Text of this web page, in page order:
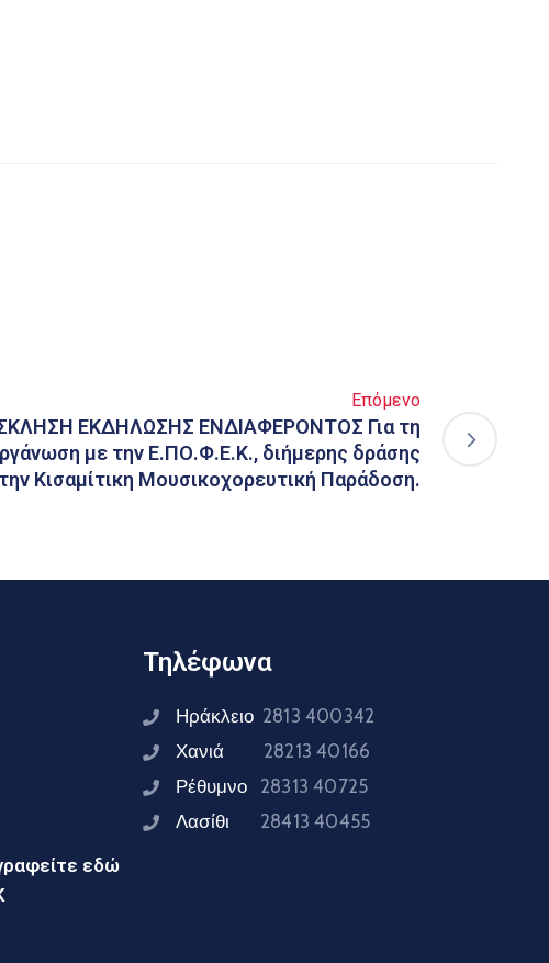
Επόμενο
ΕΚΔΗΛΩΣΗΣ ΕΝΔΙΑΦΕΡΟΝΤΟΣ Για τη
με την Ε.ΠΟ.Φ.Ε.Κ., διήμερης δράσης
Κισαμίτικη Μουσικοχορευτική Παράδοση.
εδώ
Τηλέφωνα
Ηράκλειο 2813 400342
Χανιά 28213 40166
Ρέθυμνο 28313 40725
Λασίθι 28413 40455